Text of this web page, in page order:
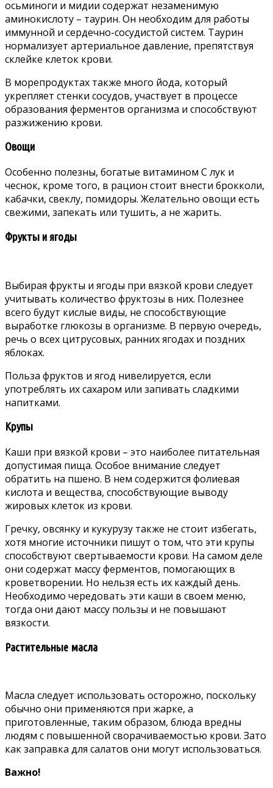
осьминоги и мидии содержат незаменимую
аминокислоту – таурин. Он необходим для работы
иммунной и сердечно-сосудистой систем. Таурин
нормализует артериальное давление, препятствуя
склейке клеток крови.
В морепродуктах также много йода, который
укрепляет стенки сосудов, участвует в процессе
образования ферментов организма и способствуют
разжижению крови.
Овощи
Особенно полезны, богатые витамином С лук и
чеснок, кроме того, в рацион стоит внести брокколи,
кабачки, свеклу, помидоры. Желательно овощи есть
свежими, запекать или тушить, а не жарить.
Фрукты и ягоды
Выбирая фрукты и ягоды при вязкой крови следует
учитывать количество фруктозы в них. Полезнее
всего будут кислые виды, не способствующие
выработке глюкозы в организме. В первую очередь,
речь о всех цитрусовых, ранних ягодах и поздних
яблоках.
Польза фруктов и ягод нивелируется, если
употреблять их сахаром или запивать сладкими
напитками.
Крупы
Каши при вязкой крови – это наиболее питательная
допустимая пища. Особое внимание следует
обратить на пшено. В нем содержится фолиевая
кислота и вещества, способствующие выводу
жировых клеток из крови.
Гречку, овсянку и кукурузу также не стоит избегать,
хотя многие источники пишут о том, что эти крупы
способствуют свертываемости крови. На самом деле
они содержат массу ферментов, помогающих в
кроветворении. Но нельзя есть их каждый день.
Необходимо чередовать эти каши в своем меню,
тогда они дают массу пользы и не повышают
вязкости.
Растительные масла
Масла следует использовать осторожно, поскольку
обычно они применяются при жарке, а
приготовленные, таким образом, блюда вредны
людям с повышенной сворачиваемостью крови. Зато
как заправка для салатов они могут использоваться.
Важно!